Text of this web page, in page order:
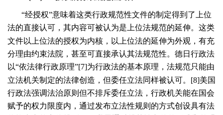
“经授权”意味着这类行政规范性文件的制定得到了上位
法的直接认可，其内容可被认为是上位法规范的延伸。这类
文件以上位法的授权为内核，以上位法的延伸为外观，有充
分理由约束法院，甚至可直接承认其法规范性。德日行政法
以“依法律行政原理”[7]为行政法的基本原理，法规范只能由
立法机关制定的法律创造，但委任立法同样被认可。[8]美国
行政法强调法治原则但不排斥委任立法，行政机关能在国会
赋予的权力限度内，通过发布立法性规则的方式创设具有法